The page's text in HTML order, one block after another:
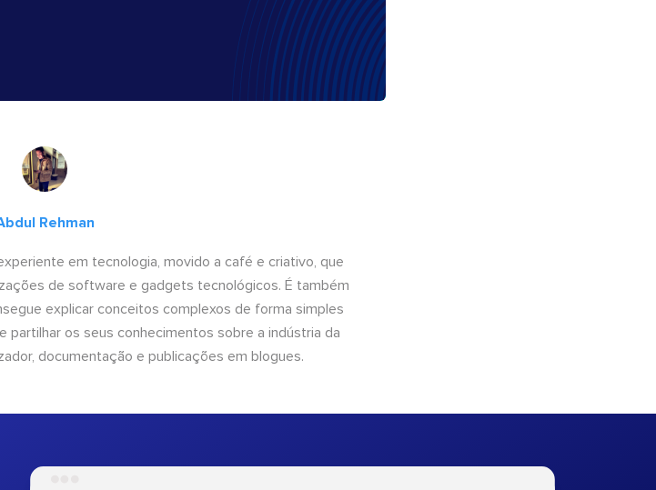
Rehman
em tecnologia, movido a café e criativo, que
de software e gadgets tecnológicos. É também
explicar conceitos complexos de forma simples
partilhar os seus conhecimentos sobre a indústria da
documentação e publicações em blogues.